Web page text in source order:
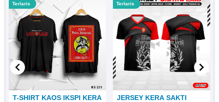
Terlaris
T-SHIRT KAOS IKSPI KERA
Terlaris
JERSEY KERA SAKTI